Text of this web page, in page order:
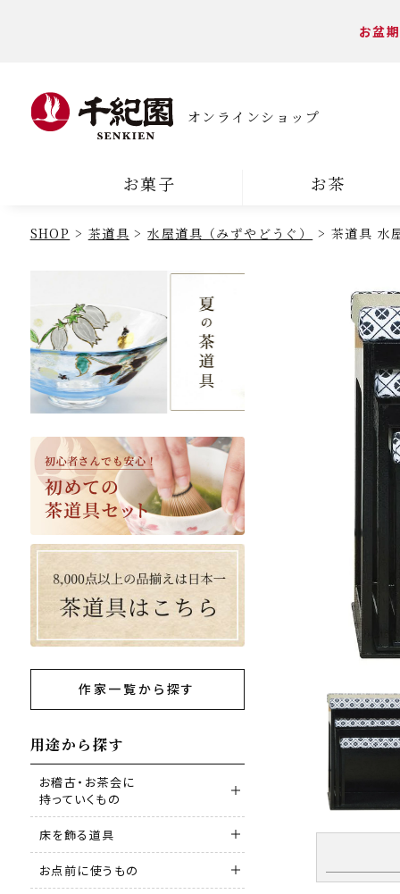
お盆
オンラインショップ
お菓子 お茶
SHOP 茶道具 水屋道具（みずやどうぐ） 茶道具 水
作家一覧から探す
用途から探す
お稽古・お茶会に
持っていくもの
床を飾る道具
お点前に使うもの